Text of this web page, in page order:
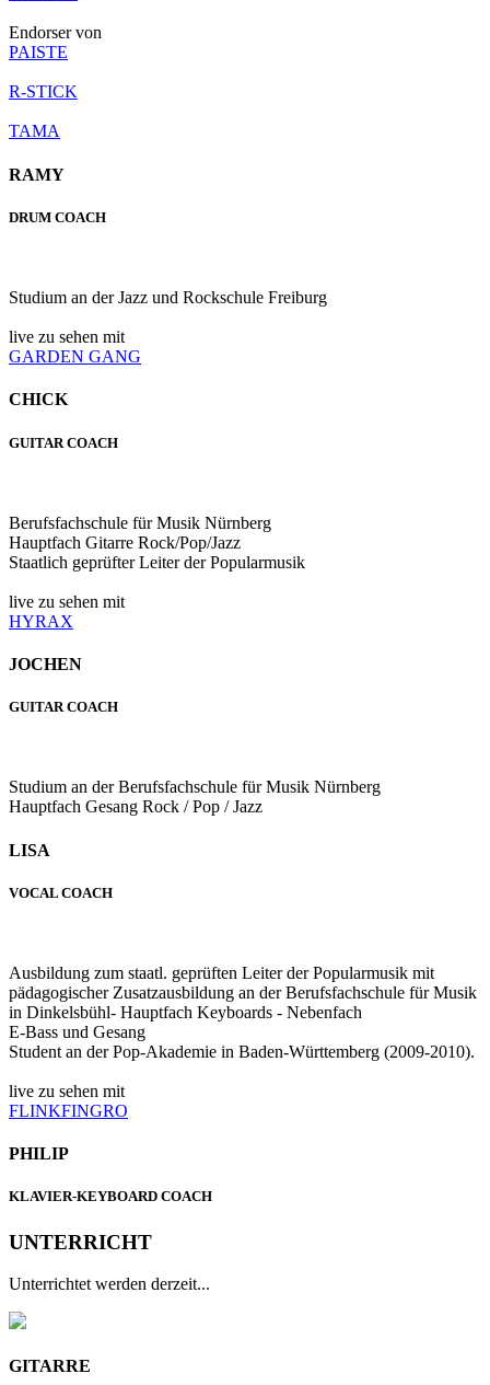
Endorser von
PAISTE
R-STICK
TAMA
RAMY
DRUM COACH
Studium an der Jazz und Rockschule Freiburg
live zu sehen mit
GARDEN GANG
CHICK
GUITAR COACH
Berufsfachschule für Musik Nürnberg
Hauptfach Gitarre Rock/Pop/Jazz
Staatlich geprüfter Leiter der Popularmusik
live zu sehen mit
HYRAX
JOCHEN
GUITAR COACH
Studium an der Berufsfachschule für Musik Nürnberg
Hauptfach Gesang Rock / Pop / Jazz
LISA
VOCAL COACH
Ausbildung zum staatl. geprüften Leiter der Popularmusik mit
pädagogischer Zusatzausbildung an der Berufsfachschule für Musik
in Dinkelsbühl- Hauptfach Keyboards - Nebenfach
E-Bass und Gesang
Student an der Pop-Akademie in Baden-Württemberg (2009-2010).
live zu sehen mit
FLINKFINGRO
PHILIP
KLAVIER-KEYBOARD COACH
UNTERRICHT
Unterrichtet werden derzeit...
GITARRE